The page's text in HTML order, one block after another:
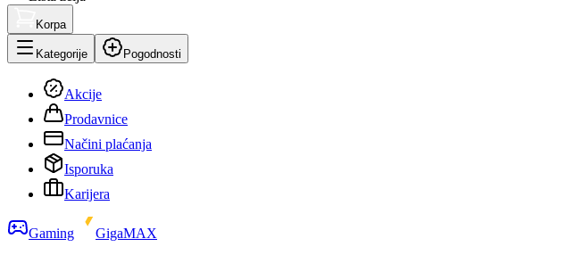
Korpa
Kategorije Pogodnosti
Akcije
Prodavnice
Načini plaćanja
Isporuka
Karijera
Gaming
GigaMAX